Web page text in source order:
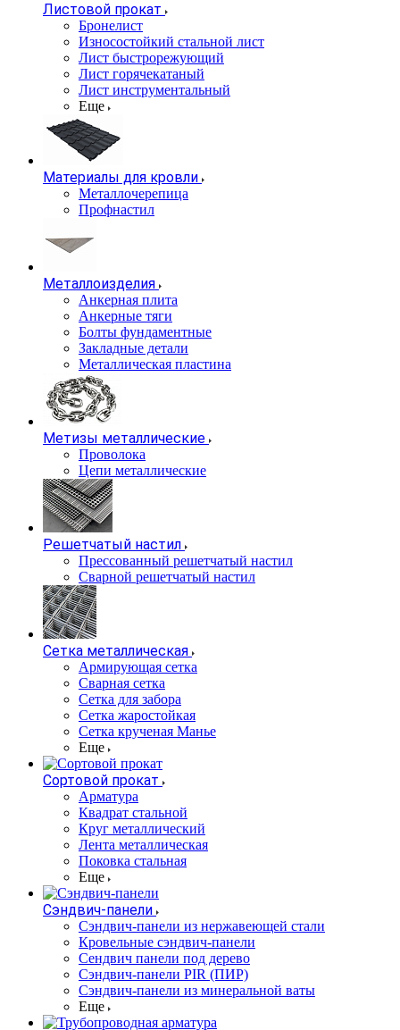
Листовой прокат
Бронелист
Износостойкий стальной лист
Лист быстрорежующий
Лист горячекатаный
Лист инструментальный
Еще
Материалы для кровли
Металлочерепица
Профнастил
Металлоизделия
Анкерная плита
Анкерные тяги
Болты фундаментные
Закладные детали
Металлическая пластина
Метизы металлические
Проволока
Цепи металлические
Решетчатый настил
Прессованный решетчатый настил
Сварной решетчатый настил
Сетка металлическая
Армирующая сетка
Сварная сетка
Сетка для забора
Сетка жаростойкая
Сетка крученая Манье
Еще
Сортовой прокат
Арматура
Квадрат стальной
Круг металлический
Лента металлическая
Поковка стальная
Еще
Сэндвич-панели
Cэндвич-панели из нержавеющей стали
Кровельные сэндвич-панели
Сендвич панели под дерево
Сэндвич-панели PIR (ПИР)
Сэндвич-панели из минеральной ваты
Еще